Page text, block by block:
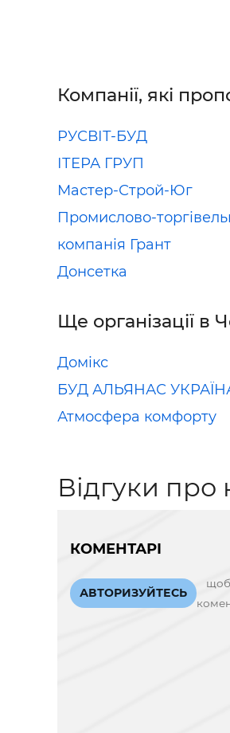
Компанії, які
РУСВІТ-БУД
ІТЕРА ГРУП
Мастер-Строй-Юг
Промислово-
компанія Грант
Донсетка
Ще організації в
Домікс
БУД АЛЬЯНАС
Атмосфера комфорту
Відгуки про
КОМЕНТАРІ
АВТОРИЗУЙТЕСЬ